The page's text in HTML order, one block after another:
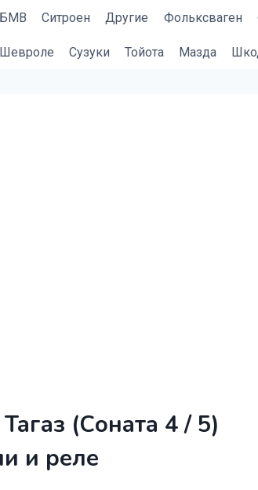
БМВ Cитроен Другие Фольксваген
Шевроле Сузуки Тойота Мазда
(Соната 4 / 5)
и реле